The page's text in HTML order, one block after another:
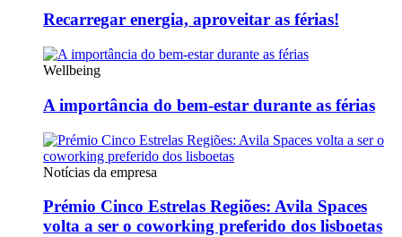
Recarregar energia, aproveitar as férias!
Wellbeing
A importância do bem-estar durante as férias
Notícias da empresa
Prémio Cinco Estrelas Regiões: Avila Spaces
volta a ser o coworking preferido dos lisboetas